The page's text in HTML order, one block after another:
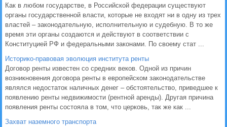
Как в любом государстве, в Российской федерации существуют
органы государственной власти, которые не входят ни в одну из трех
властей – законодательную, исполнительную и судебную. В то же
время эти органы создаются и действуют в соответствии с
Конституцией РФ и федеральными законами. По своему стат ...
Историко-правовая эволюция института ренты
Договор ренты известен со средних веков. Одной из причин
возникновения договора ренты в европейском законодательстве
являлся недостаток наличных денег – обстоятельство, приведшее к
появлению ренты недвижимости (рентной аренды). Другая причина
появления ренты состояла в том, что церковь, так же как ...
Захват наземного транспорта